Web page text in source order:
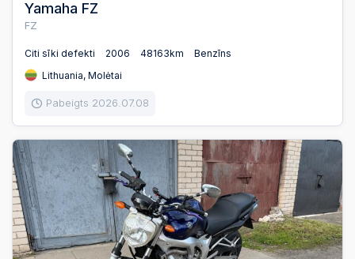
Yamaha FZ
FZ
Citi sīki defekti 2006 48163km
Benzīns
Lithuania, Molėtai
Pabeigts 2026.07.08